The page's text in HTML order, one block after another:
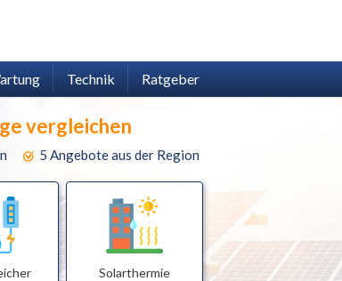
Technik Ratgeber
vergleichen
5 Angebote aus der Region
Solarthermie